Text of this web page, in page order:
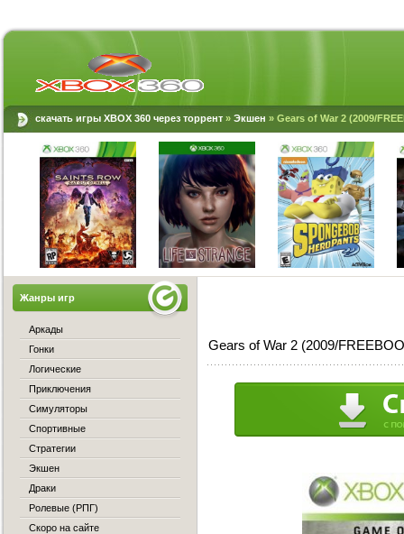
скачать игры XBOX 360 через торрент » Экшен » Gears of War 2 (2009/
Gears of War 2 (2009/
Жанры игр
Аркады
Гонки
Логические
Приключения
Симуляторы
Спортивные
Стратегии
Экшен
Драки
Ролевые (РПГ)
Скоро на сайте